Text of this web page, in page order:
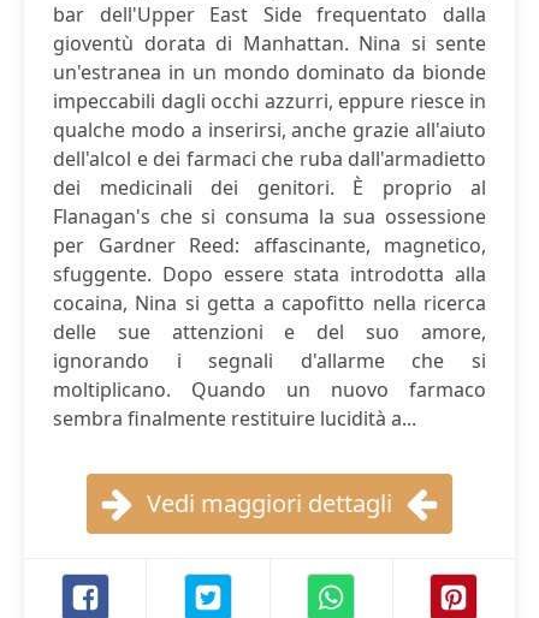
bar dell'Upper East Side frequentato dalla
gioventù dorata di Manhattan. Nina si sente
un'estranea in un mondo dominato da bionde
impeccabili dagli occhi azzurri, eppure riesce in
qualche modo a inserirsi, anche grazie all'aiuto
dell'alcol e dei farmaci che ruba dall'armadietto
dei medicinali dei genitori. È proprio al
Flanagan's che si consuma la sua ossessione
per Gardner Reed: affascinante, magnetico,
sfuggente. Dopo essere stata introdotta alla
cocaina, Nina si getta a capofitto nella ricerca
delle sue attenzioni e del suo amore,
ignorando i segnali d'allarme che si
moltiplicano. Quando un nuovo farmaco
sembra finalmente restituire lucidità a...
Vedi maggiori dettagli